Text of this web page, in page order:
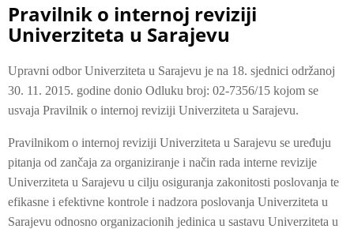
Pravilnik o internoj reviziji
Univerziteta u Sarajevu
Upravni odbor Univerziteta u Sarajevu je na 18. sjednici održanoj
30. 11. 2015. godine donio Odluku broj: 02-7356/15 kojom se
usvaja Pravilnik o internoj reviziji Univerziteta u Sarajevu.
Pravilnikom o internoj reviziji Univerziteta u Sarajevu se uređuju
pitanja od zančaja za organiziranje i način rada interne revizije
Univerziteta u Sarajevu u cilju osiguranja zakonitosti poslovanja te
efikasne i efektivne kontrole i nadzora poslovanja Univerziteta u
Sarajevu odnosno organizacionih jedinica u sastavu Univerziteta u